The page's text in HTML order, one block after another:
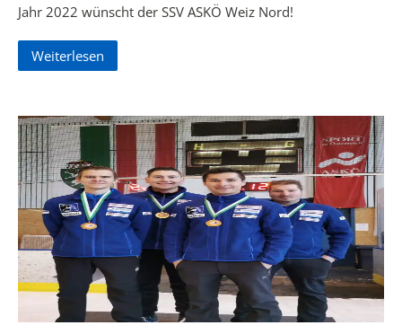
Jahr 2022 wünscht der SSV ASKÖ Weiz Nord!
Weiterlesen